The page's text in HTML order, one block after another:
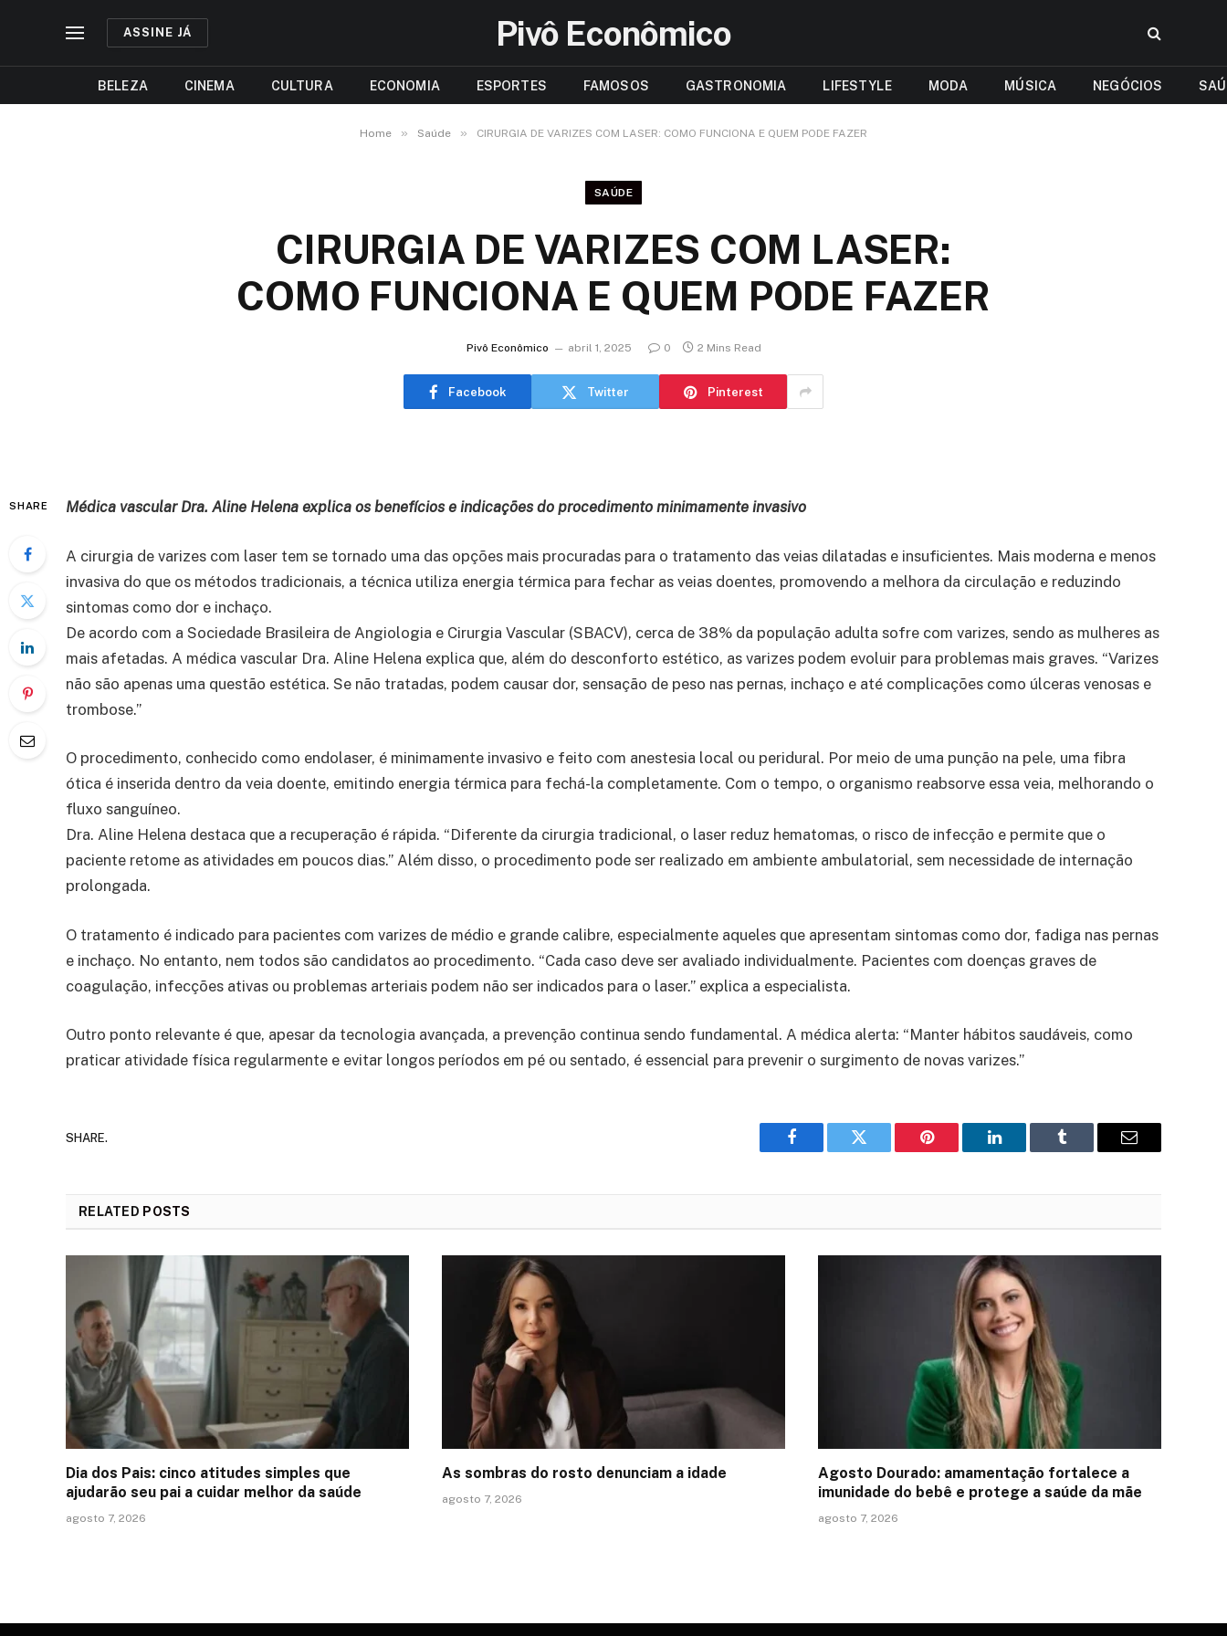
ASSINE JÁ Pivô Econômico
BELEZA CINEMA CULTURA ECONOMIA ESPORTES FAMOSOS GASTRONOMIA LIFESTYLE MODA MÚSICA NEGÓCIOS
Home » Saúde » CIRURGIA DE VARIZES COM LASER: COMO FUNCIONA E QUEM PODE FAZER
SAÚDE
CIRURGIA DE VARIZES COM LASER:
COMO FUNCIONA E QUEM PODE FAZER
Pivô Econômico abril 1, 2025 0 2 Mins Read
Facebook Twitter Pinterest
SHARE Médica vascular Dra. Aline Helena explica os benefícios e indicações do procedimento minimamente invasivo
A cirurgia de varizes com laser tem se tornado uma das opções mais procuradas para o tratamento das veias dilatadas e insuficientes. Mais moderna e menos
invasiva do que os métodos tradicionais, a técnica utiliza energia térmica para fechar as veias doentes, promovendo a melhora da circulação e reduzindo
sintomas como dor e inchaço.
De acordo com a Sociedade Brasileira de Angiologia e Cirurgia Vascular (SBACV), cerca de 38% da população adulta sofre com varizes, sendo as mulheres as
mais afetadas. A médica vascular Dra. Aline Helena explica que, além do desconforto estético, as varizes podem evoluir para problemas mais graves. “Varizes
não são apenas uma questão estética. Se não tratadas, podem causar dor, sensação de peso nas pernas, inchaço e até complicações como úlceras venosas e
trombose.”
O procedimento, conhecido como endolaser, é minimamente invasivo e feito com anestesia local ou peridural. Por meio de uma punção na pele, uma fibra
ótica é inserida dentro da veia doente, emitindo energia térmica para fechá-la completamente. Com o tempo, o organismo reabsorve essa veia, melhorando o
fluxo sanguíneo.
Dra. Aline Helena destaca que a recuperação é rápida. “Diferente da cirurgia tradicional, o laser reduz hematomas, o risco de infecção e permite que o
paciente retome as atividades em poucos dias.” Além disso, o procedimento pode ser realizado em ambiente ambulatorial, sem necessidade de internação
prolongada.
O tratamento é indicado para pacientes com varizes de médio e grande calibre, especialmente aqueles que apresentam sintomas como dor, fadiga nas pernas
e inchaço. No entanto, nem todos são candidatos ao procedimento. “Cada caso deve ser avaliado individualmente. Pacientes com doenças graves de
coagulação, infecções ativas ou problemas arteriais podem não ser indicados para o laser.” explica a especialista.
Outro ponto relevante é que, apesar da tecnologia avançada, a prevenção continua sendo fundamental. A médica alerta: “Manter hábitos saudáveis, como
praticar atividade física regularmente e evitar longos períodos em pé ou sentado, é essencial para prevenir o surgimento de novas varizes.”
SHARE.
Facebook Twitter Pinterest LinkedIn Tumblr Email
RELATED POSTS
Dia dos Pais: cinco atitudes simples que
ajudarão seu pai a cuidar melhor da saúde
agosto 7, 2026
As sombras do rosto denunciam a idade
agosto 7, 2026
Agosto Dourado: amamentação fortalece a
imunidade do bebê e protege a saúde da mãe
agosto 7, 2026